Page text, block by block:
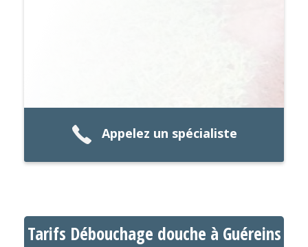
Appelez un spécialiste
Tarifs Débouchage douche à Guéreins